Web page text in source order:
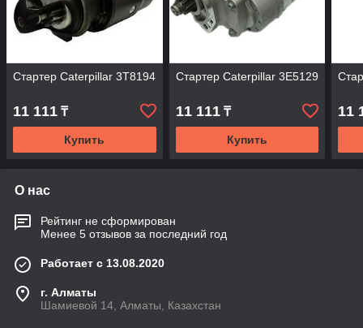
Стартер Caterpillar 3T8194
11 111 ₸
Купить
Стартер Caterpillar 3E5129
11 111₸
Купить
11
О нас
Рейтинг не сформирован
Менее 5 отзывов за последний год
Работает с 13.08.2020
г. Алматы
Шамиевой 14, Алматы, Казахстан